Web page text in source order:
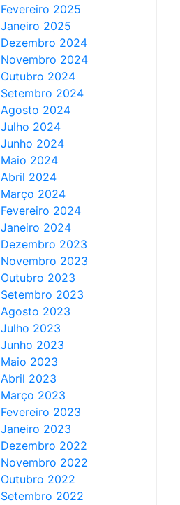
Fevereiro 2025
Janeiro 2025
Dezembro 2024
Novembro 2024
Outubro 2024
Setembro 2024
Agosto 2024
Julho 2024
Junho 2024
Maio 2024
Abril 2024
Março 2024
Fevereiro 2024
Janeiro 2024
Dezembro 2023
Novembro 2023
Outubro 2023
Setembro 2023
Agosto 2023
Julho 2023
Junho 2023
Maio 2023
Abril 2023
Março 2023
Fevereiro 2023
Janeiro 2023
Dezembro 2022
Novembro 2022
Outubro 2022
Setembro 2022